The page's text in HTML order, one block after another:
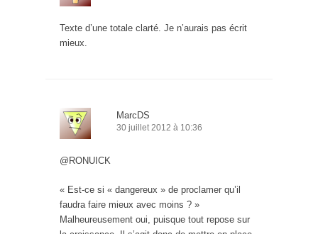
Texte d’une totale clarté. Je n’aurais pas écrit
mieux.
MarcDS
30 juillet 2012 à 10:36
@RONUICK
« Est-ce si « dangereux » de proclamer qu’il
faudra faire mieux avec moins ? »
Malheureusement oui, puisque tout repose sur